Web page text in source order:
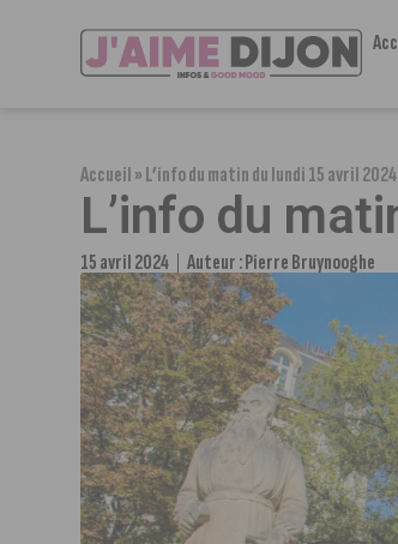
Accueil»L’info du matin du lundi 15 avril 2024
L’info du
15 avril 2024 Auteur :Pierre Bruynooghe